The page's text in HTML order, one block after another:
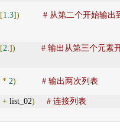
[1:3])
# 从第二个开始输出
[2:])
# 输出从第三个元素
* 2) # 输出两次列表
+ list_02) # 连接列表